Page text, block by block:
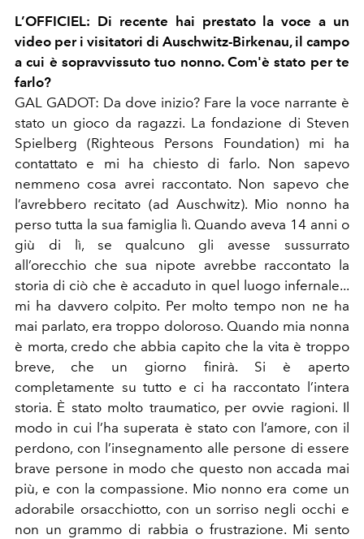
L’OFFICIEL: Di recente hai prestato la voce a un
video per i visitatori di Auschwitz-Birkenau, il campo
a cui è sopravvissuto tuo nonno. Com'è stato per te
farlo?
GAL GADOT: Da dove inizio? Fare la voce narrante è
stato un gioco da ragazzi. La fondazione di Steven
Spielberg (Righteous Persons Foundation) mi ha
contattato e mi ha chiesto di farlo. Non sapevo
nemmeno cosa avrei raccontato. Non sapevo che
l’avrebbero recitato (ad Auschwitz). Mio nonno ha
perso tutta la sua famiglia lì. Quando aveva 14 anni o
giù di lì, se qualcuno gli avesse sussurrato
all’orecchio che sua nipote avrebbe raccontato la
storia di ciò che è accaduto in quel luogo infernale...
mi ha davvero colpito. Per molto tempo non ne ha
mai parlato, era troppo doloroso. Quando mia nonna
è morta, credo che abbia capito che la vita è troppo
breve, che un giorno finirà. Si è aperto
completamente su tutto e ci ha raccontato l’intera
storia. È stato molto traumatico, per ovvie ragioni. Il
modo in cui l’ha superata è stato con l’amore, con il
perdono, con l’insegnamento alle persone di essere
brave persone in modo che questo non accada mai
più, e con la compassione. Mio nonno era come un
adorabile orsacchiotto, con un sorriso negli occhi e
non un grammo di rabbia o frustrazione. Mi sento